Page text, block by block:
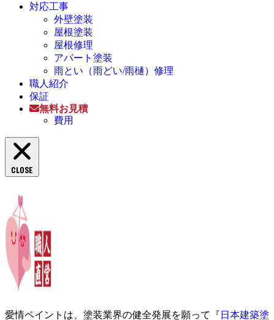
対応工事
外壁塗装
屋根塗装
屋根修理
アパート塗装
雨とい（雨どい/雨樋）修理
職人紹介
保証
無料お見積
費用
CLOSE
愛情ペイントは、塗装業界の健全発展を願って『 日本建築塗